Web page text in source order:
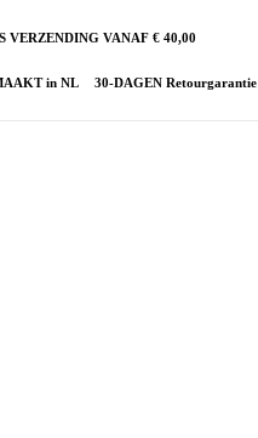
VERZENDING VANAF € 40,00
in NL 30-DAGEN Retourgarantie